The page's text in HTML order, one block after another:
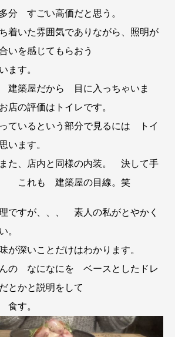
分 すごい高価だと思う。
着いた雰囲気でありながら、照明が
いを感じてもらおう
ます。
築屋だから 目に入っちゃいま
の評価はトイレです。
ているという部分で見るには トイ
います。
また、店内と同様の内装。 決して手
これも 建築屋の目線。笑
ですが、、、 素人の私がとやかく
。
深いことだけはわかります。
んの なになにを ベースとしたドレ
とかと説明をして
す。